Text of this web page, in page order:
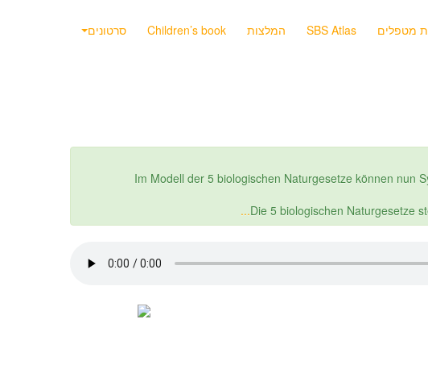
סרטונים Children’s book המלצות SBS Atlas מטפלים
Im Modell der 5 biologischen Naturgesetze können nun
Die 5 biologischen Naturgesetze